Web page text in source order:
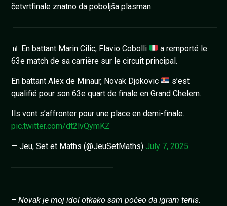
četvrtfinale znatno da poboljša plasman.
📊 En battant Marin Cilic, Flavio Cobolli
a remporté le
63e match de sa carrière sur le circuit principal.
En battant Alex de Minaur, Novak Djokovic
s’est
qualifié pour son 63e quart de finale en Grand Chelem.
Ils vont s’affronter pour une place en demi-finale.
pic.twitter.com/dt2lvQymKZ
— Jeu, Set et Maths (@JeuSetMaths) July 7, 2025
– Novak je moj idol otkako sam počeo da igram tenis.